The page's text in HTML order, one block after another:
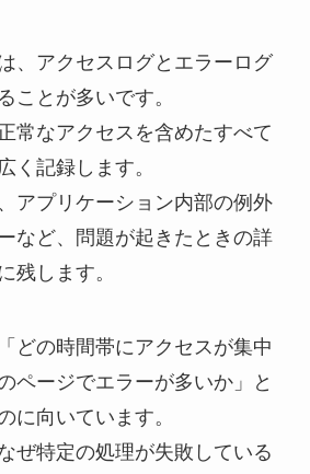
、アクセスログとエラーログ
ことが多いです。
常なアクセスを含めたすべて
く記録します。
アプリケーション内部の例外
など、問題が起きたときの詳
残します。
どの時間帯にアクセスが集中
ページでエラーが多いか」と
に向いています。
ぜ特定の処理が失敗している